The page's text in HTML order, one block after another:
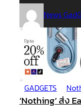
News
GADGETS
‘Nothing’ ส่ง